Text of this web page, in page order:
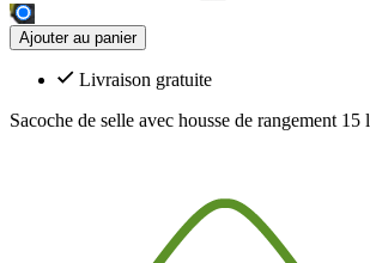
Ajouter au panier
Livraison gratuite
Sacoche de selle avec housse de rangement 15 l